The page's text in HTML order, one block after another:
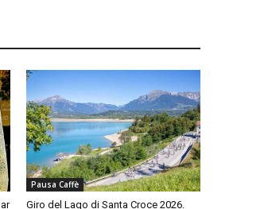
Pausa Caffè
Giro del Lago di Santa Croce 2026.